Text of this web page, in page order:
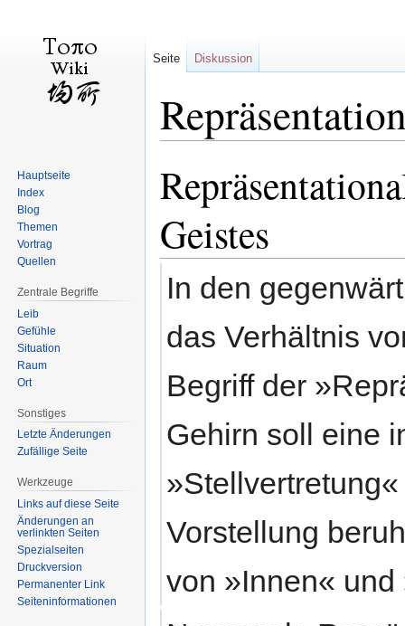
Navigation
springen
Suche
springen
Geistes
In den
das Verhältnis
Begriff der
Gehirn soll eine
Vorstellung
von »Innen«
Seite Diskussion
Hauptseite
Index
Blog
Themen
Vortrag
Quellen
Zentrale Begriffe
Leib
Gefühle
Situation
Raum
Ort
Sonstiges
Letzte Änderungen
Zufällige Seite
Werkzeuge
Links auf diese Seite
Änderungen an
verlinkten Seiten
Spezialseiten
Druckversion
Permanenter Link
Seiten­informationen